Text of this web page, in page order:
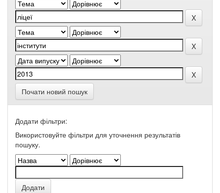
Почати новий пошук
Додати фільтри:
Використовуйте фільтри для уточнення результатів
пошуку.